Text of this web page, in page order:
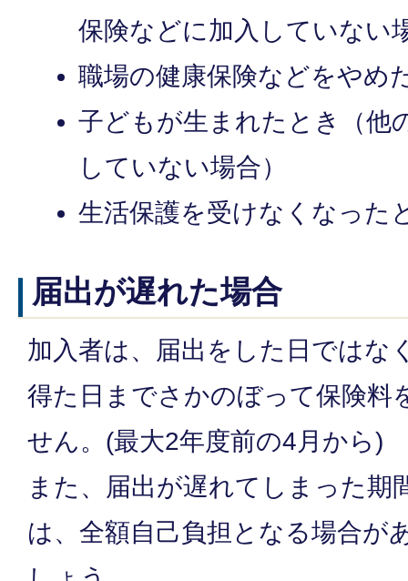
保険などに加入していない
職場の健康保険などをやめ
子どもが生まれたとき（他
していない場合）
生活保護を受けなくなった
届出が遅れた場合
加入者は、届出をした日ではな
得た日までさかのぼって保険料
せん。(最大2年度前の4月から)
また、届出が遅れてしまった期
は、全額自己負担となる場合が